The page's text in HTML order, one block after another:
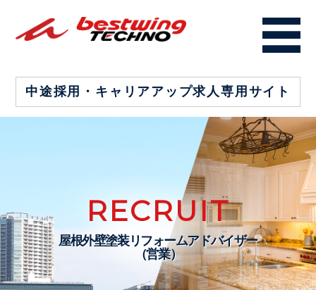
中途採用・キャリアアップ求人専用サイト
RECRUIT
屋根外壁塗装リフォームアドバイザー
（営業）